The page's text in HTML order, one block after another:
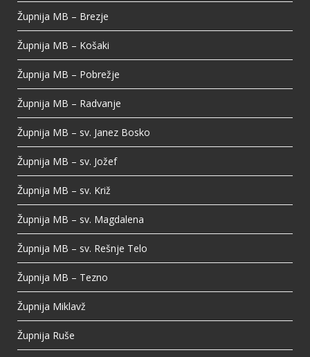
Župnija MB – Brezje
Župnija MB – Košaki
Župnija MB – Pobrežje
Župnija MB – Radvanje
Župnija MB – sv. Janez Bosko
Župnija MB – sv. Jožef
Župnija MB – sv. Križ
Župnija MB – sv. Magdalena
Župnija MB – sv. Rešnje Telo
Župnija MB – Tezno
Župnija Miklavž
Župnija Ruše